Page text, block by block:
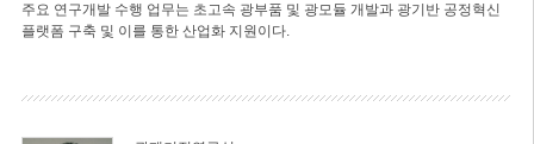
주요 연구개발 수행 업무는 초고속 광부품 및 광모듈 개발과 광기반 공정혁신
플랫폼 구축 및 이를 통한 산업화 지원이다.